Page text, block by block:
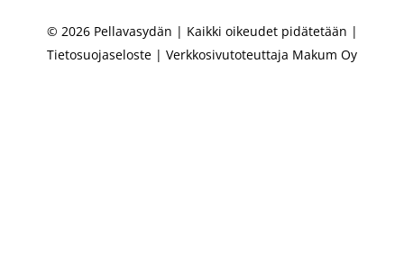
© 2026 Pellavasydän | Kaikki oikeudet pidätetään |
Tietosuojaseloste | Verkkosivutoteuttaja Makum Oy